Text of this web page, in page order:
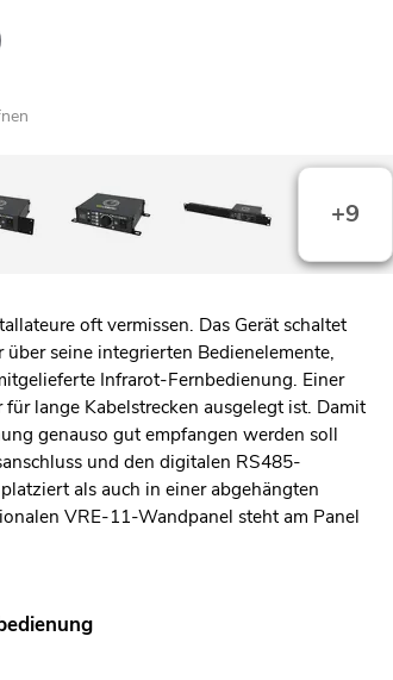
+9
oft vermissen. Das Gerät schaltet
seine integrierten Bedienelemente,
Infrarot-Fernbedienung. Einer
lange Kabelstrecken ausgelegt ist. Damit
genauso gut empfangen werden soll
und den digitalen RS485-
als auch in einer abgehängten
VRE-11-Wandpanel steht am Panel